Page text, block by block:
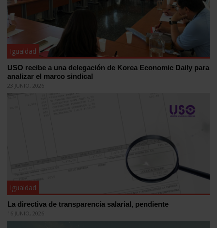
Igualdad
USO recibe a una delegación de Korea Economic Daily para
analizar el marco sindical
23 JUNIO, 2026
Igualdad
La directiva de transparencia salarial, pendiente
16 JUNIO, 2026